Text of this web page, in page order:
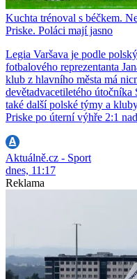
Kuchta trénoval s béčkem.
Priske. Poláci mají jasno
Legia Varšava je podle
fotbalového reprezentanta
klub z hlavního města má
devětadvacetiletého
také další polské týmy a
Priske po úterní výhře 2:1
Aktuálně.cz - Sport
dnes, 11:17
Reklama